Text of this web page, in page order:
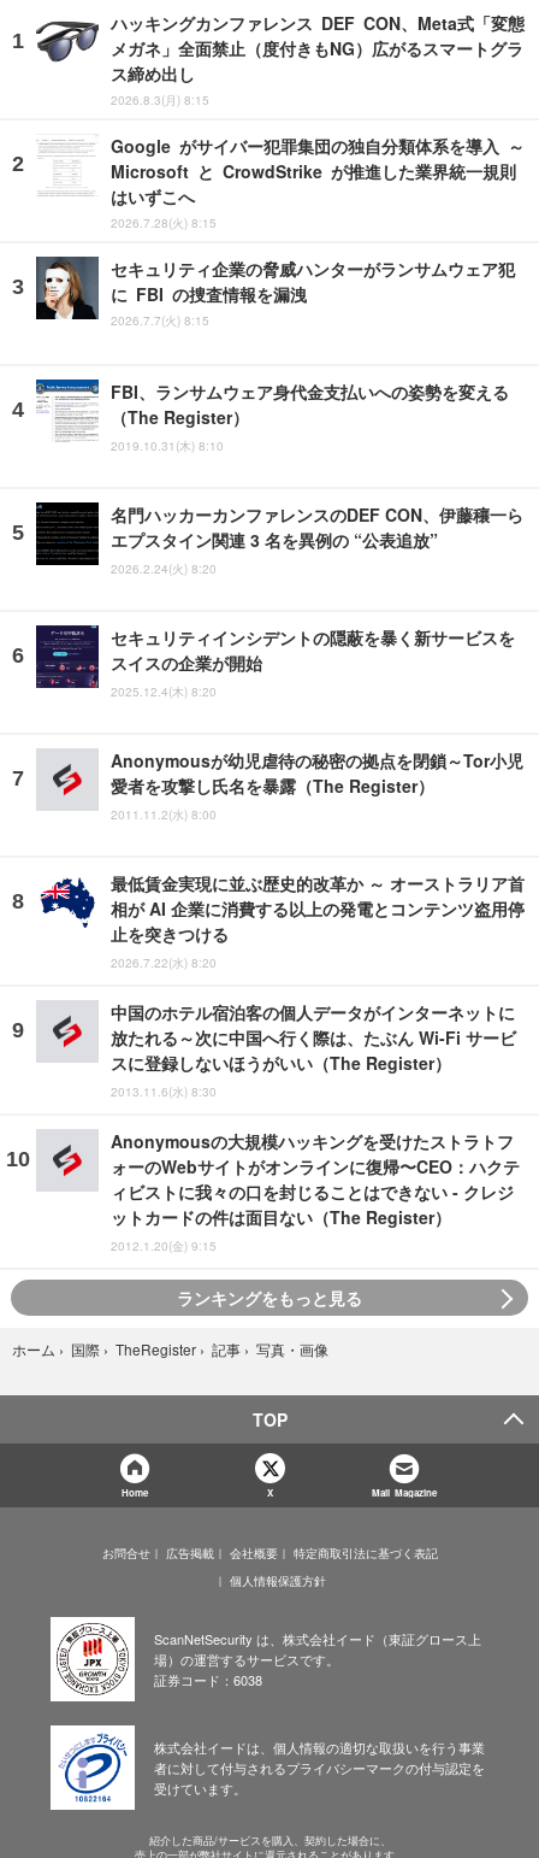
ハッキングカンファレンス DEF CON、Meta式「変態
メガネ」全面禁止（度付きもNG）広がるスマートグラ
ス締め出し
2026.8.3(月) 8:15
Google がサイバー犯罪集団の独自分類体系を導入 ～
Microsoft と CrowdStrike が推進した業界統一規則
はいずこへ
2026.7.28(火) 8:15
セキュリティ企業の脅威ハンターがランサムウェア犯
に FBI の捜査情報を漏洩
2026.7.7(火) 8:15
FBI、ランサムウェア身代金支払いへの姿勢を変える
（The Register）
2019.10.31(木) 8:10
名門ハッカーカンファレンスのDEF CON、伊藤穰一ら
エプスタイン関連 3 名を異例の “公表追放”
2026.2.24(火) 8:20
セキュリティインシデントの隠蔽を暴く新サービスを
スイスの企業が開始
2025.12.4(木) 8:20
Anonymousが幼児虐待の秘密の拠点を閉鎖～Tor小児
愛者を攻撃し氏名を暴露（The Register）
2011.11.2(水) 8:00
最低賃金実現に並ぶ歴史的改革か ～ オーストラリア首
相が AI 企業に消費する以上の発電とコンテンツ盗用停
止を突きつける
2026.7.22(水) 8:20
中国のホテル宿泊客の個人データがインターネットに
放たれる～次に中国へ行く際は、たぶん Wi-Fi サービ
スに登録しないほうがいい（The Register）
2013.11.6(水) 8:30
Anonymousの大規模ハッキングを受けたストラトフ
ォーのWebサイトがオンラインに復帰〜CEO：ハクテ
ィビストに我々の口を封じることはできない - クレジ
ットカードの件は面目ない（The Register）
2012.1.20(金) 9:15
ランキングをもっと見る
ホーム › 国際 › TheRegister › 記事 › 写真・画像
TOP
Home X Mail Magazine
お問合せ 広告掲載 会社概要
特定商取引法に基づく表記
個人情報保護方針
ScanNetSecurity は、株式会社イード（東証グロース上
場）の運営するサービスです。
証券コード：6038
株式会社イードは、個人情報の適切な取扱いを行う事業
者に対して付与されるプライバシーマークの付与認定を
受けています。
紹介した商品/サービスを購入、契約した場合に、